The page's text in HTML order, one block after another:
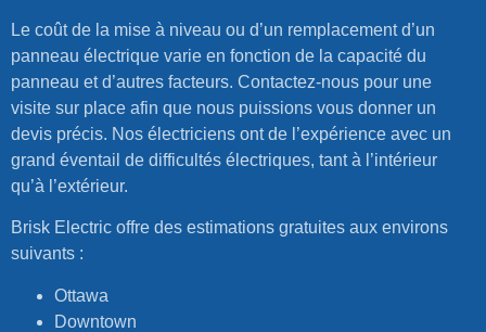
Le coût de la mise à niveau ou d’un remplacement d’un
panneau électrique varie en fonction de la capacité du
panneau et d’autres facteurs. Contactez-nous pour une
visite sur place afin que nous puissions vous donner un
devis précis. Nos électriciens ont de l’expérience avec un
grand éventail de difficultés électriques, tant à l’intérieur
qu’à l’extérieur.
Brisk Electric offre des estimations gratuites aux environs
suivants :
Ottawa
Downtown